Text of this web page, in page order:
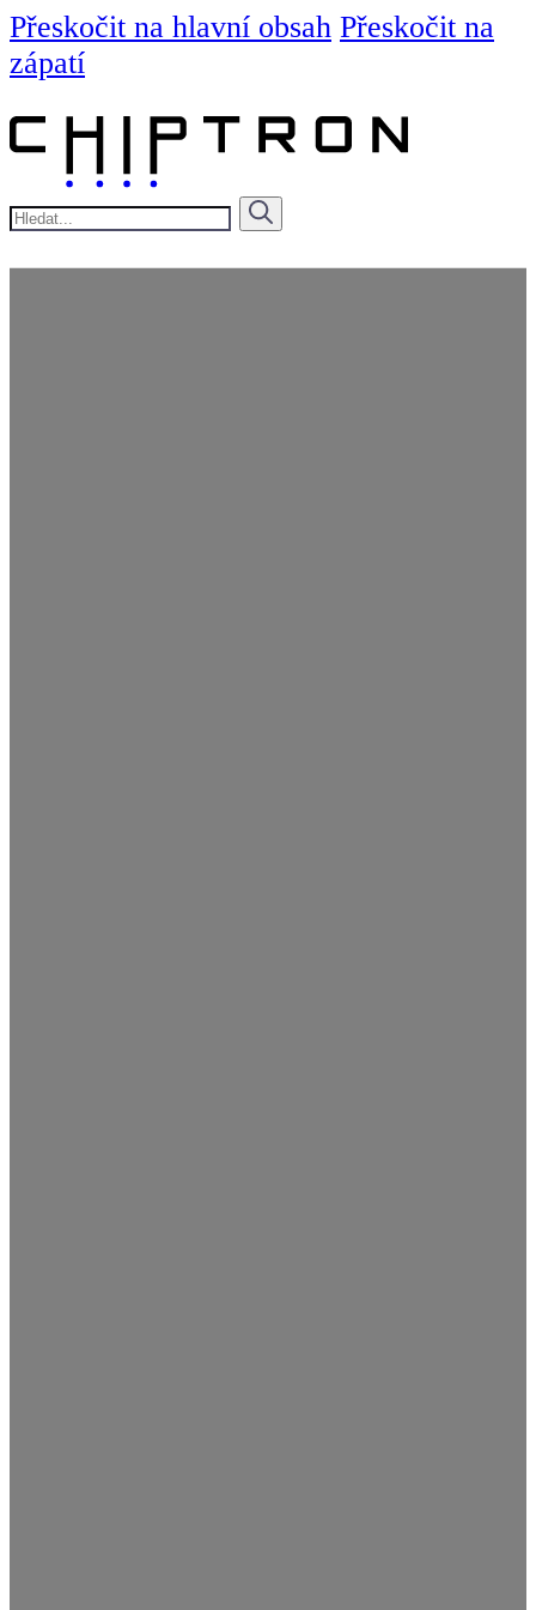
Přeskočit na hlavní obsah Přeskočit na
zápatí
Hledat